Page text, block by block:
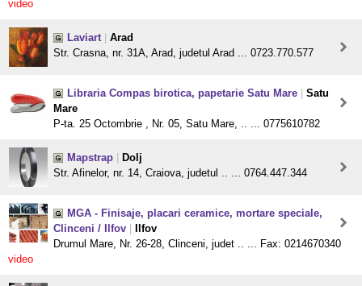
video
Laviart
Arad
Str. Crasna, nr. 31A, Arad, judetul Arad ... 0723.770.577
Libraria Compas birotica, papetarie Satu Mare
Satu
Mare
P-ta. 25 Octombrie , Nr. 05, Satu Mare, .. ... 0775610782
Mapstrap
Dolj
Str. Afinelor, nr. 14, Craiova, judetul .. ... 0764.447.344
MGA - Finisaje, placari ceramice, mortare speciale,
Clinceni / Ilfov
Ilfov
Drumul Mare, Nr. 26-28, Clinceni, judet .. ... Fax: 0214670340
video